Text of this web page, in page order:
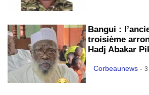
Bangui :
troisième
Hadj Abakar
Corbeaunews - 3